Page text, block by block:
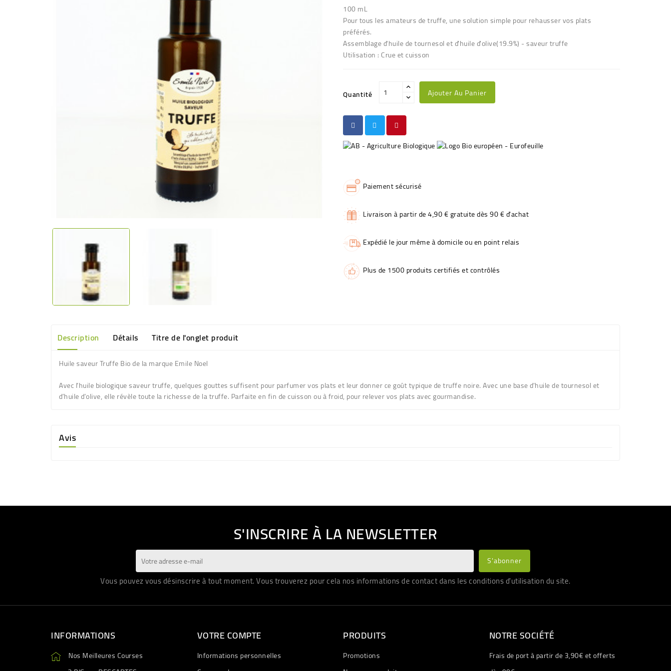
100 mL
Pour tous les amateurs de truffe, une solution simple pour rehausser vos plats
préférés.
Assemblage d'huile de tournesol et d'huile d'olive(19.9%) - saveur truffe
Utilisation : Crue et cuisson
Quantité Ajouter Au Panier
Paiement sécurisé
Livraison à partir de 4,90 € gratuite dès 90 € d'achat
Expédié le jour même à domicile ou en point relais
Plus de 1500 produits certifiés et contrôlés
Description Détails Titre de l'onglet produit
Huile saveur Truffe Bio de la marque Emile Noel
Avec l’huile biologique saveur truffe, quelques gouttes suffisent pour parfumer vos plats et leur donner ce goût typique de truffe noire. Avec une base d’huile de tournesol et
d’huile d’olive, elle révèle toute la richesse de la truffe. Parfaite en fin de cuisson ou à froid, pour relever vos plats avec gourmandise.
Avis
S'INSCRIRE À LA NEWSLETTER
Vous pouvez vous désinscrire à tout moment. Vous trouverez pour cela nos informations de contact dans les conditions d'utilisation du site.
INFORMATIONS
Nos Meilleures Courses
VOTRE COMPTE
Informations personnelles
PRODUITS
Promotions
NOTRE SOCIÉTÉ
Frais de port à partir de 3,90€ et offerts